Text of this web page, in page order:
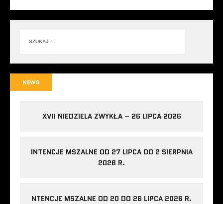
NEWS
XVII NIEDZIELA ZWYKŁA – 26 LIPCA 2026
INTENCJE MSZALNE OD 27 LIPCA DO 2 SIERPNIA
2026 R.
NTENCJE MSZALNE OD 20 DO 26 LIPCA 2026 R.